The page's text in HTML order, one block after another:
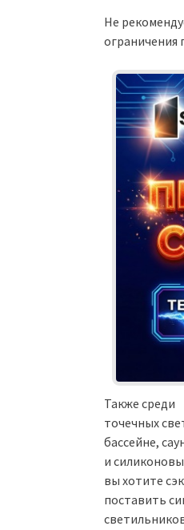
Не
ограничения
Также среди
точечных
бассейне,
и
вы хотите
поставить